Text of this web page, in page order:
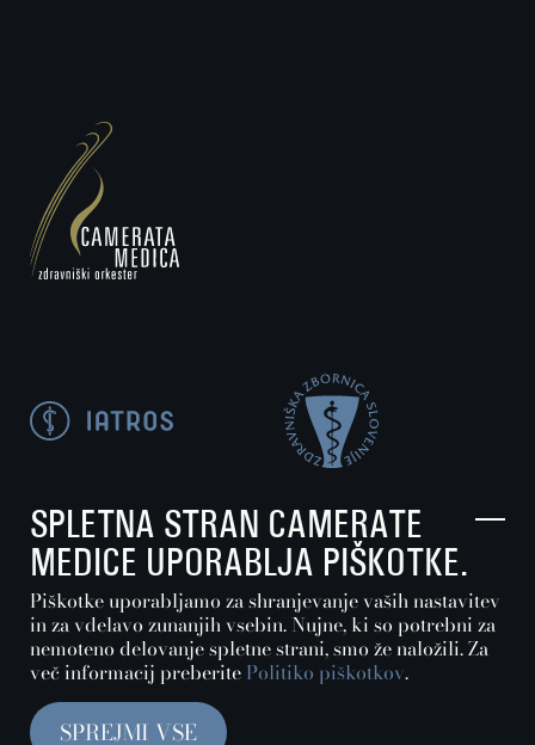
Nastavitve piškotkov
Politika zasebnosti in piškotkov
SPLETNA STRAN CAMERATE
MEDICE UPORABLJA PIŠKOTKE.
Piškotke uporabljamo za shranjevanje vaših nastavitev
in za vdelavo zunanjih vsebin. Nujne, ki so potrebni za
nemoteno delovanje spletne strani, smo že naložili. Za
več informacij preberite Politiko piškotkov.
SPREJMI VSE